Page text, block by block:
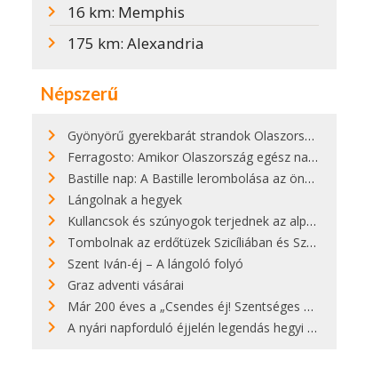
16 km: Memphis
175 km: Alexandria
Népszerű
Gyönyörű gyerekbarát strandok Olaszországban - megmutatjuk a 15 legjobbat
Ferragosto: Amikor Olaszország egész nap nyaral
Bastille nap: A Bastille lerombolása az önkényuralom végét jelentette
Lángolnak a hegyek
Kullancsok és szúnyogok terjednek az alpesi legelőkön
Tombolnak az erdőtüzek Szicíliában és Szardínián
Szent Iván-éj – A lángoló folyó
Graz adventi vásárai
Már 200 éves a „Csendes éj! Szentséges éj!”
A nyári napforduló éjjelén legendás hegyi tüzek világítják meg Zugspitzét